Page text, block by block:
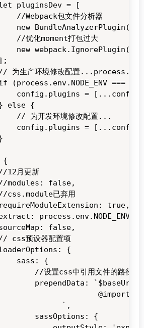
pluginsDev = [
//Webpack包文件分析器
new BundleAnalyzerPlugin(),
//优化moment打包过大
new webpack.IgnorePlugin(/
为生产环境修改配置
(process.env.NODE_ENV ===
config.plugins =
else {
// 为开发环境修改配置...
config.plugins =
{
12月更新
modules: false,
css.module已弃用
true,
process.env.NODE_ENV
false,
css预设器配置项
{
sass: {
//设置css中引用文件的路径，
prependData: `$baseUrl:
`,
sassOptions: {